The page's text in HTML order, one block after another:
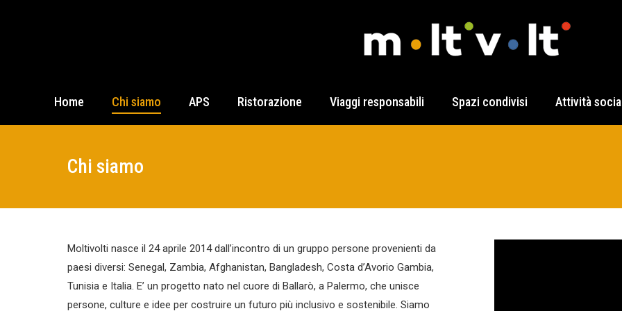
Home Chi siamo APS Ristorazione Viaggi responsabili Spazi condivisi Attività
Chi siamo
Moltivolti nasce il 24 aprile 2014 dall’incontro di un gruppo persone provenienti da
paesi diversi: Senegal, Zambia, Afghanistan, Bangladesh, Costa d’Avorio Gambia,
Tunisia e Italia. E’ un progetto nato nel cuore di Ballarò, a Palermo, che unisce
persone, culture e idee per costruire un futuro più inclusivo e sostenibile. Siamo